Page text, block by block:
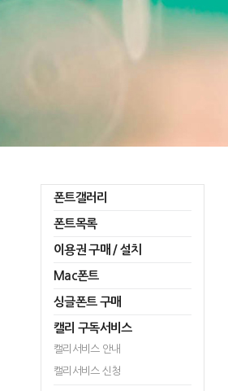
폰트갤러리
폰트목록
이용권 구매 / 설치
Mac폰트
싱글폰트 구매
캘리 구독서비스
캘리서비스 안내
캘리서비스 신청